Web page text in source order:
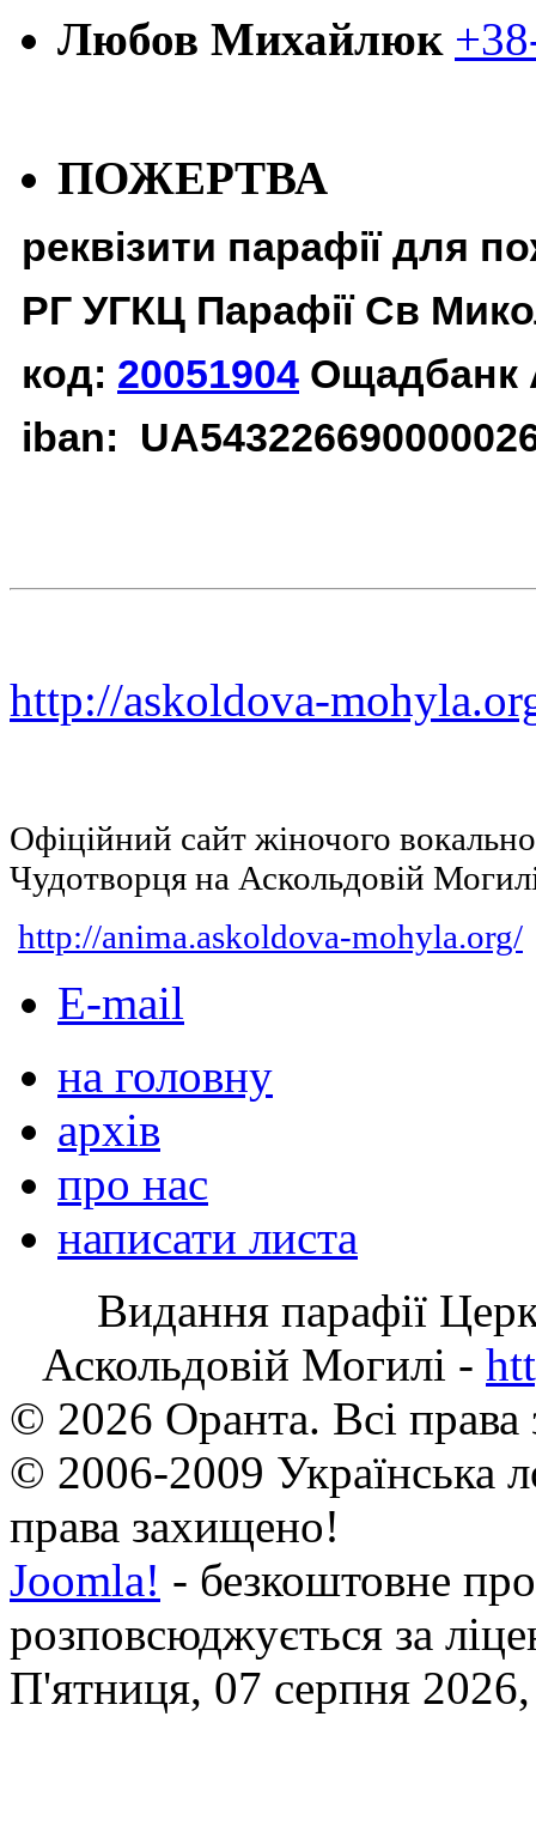
Любов Михайлюк
ПОЖЕРТВА
реквізити парафії для
РГ УГКЦ Парафії Св
код: 20051904 Ощадбанк
iban:
http://askoldova-
Офіційний сайт жіночого
Чудотворця на Аскольдовій
http://anima.askoldova-mohyla.org/
E-mail
на головну
архів
про нас
написати листа
Видання парафії
Аскольдовій Могилі -
© 2026 Оранта. Всі
© 2006-2009 Українська
права захищено!
Joomla! - безкоштовне
розповсюджується за
П'ятниця, 07 серпня